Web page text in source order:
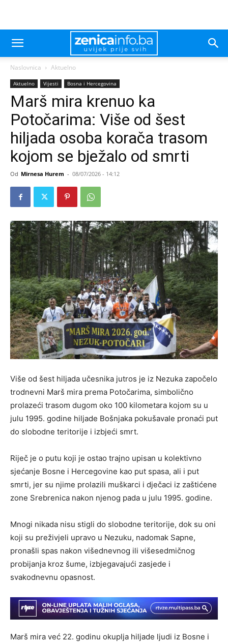
Naslovnica Aktuelno
Aktuelno Vijesti Bosna i Hercegovina
Marš mira krenuo ka
Potočarima: Više od šest
hiljada osoba korača trasom
kojom se bježalo od smrti
Od Mirnesa Hurem - 08/07/2026 - 14:12
Više od šest hiljada učesnika jutros je iz Nezuka započelo
trodnevni Marš mira prema Potočarima, simbolično
prolazeći trasom dugom oko 100 kilometara kojom su u
julu 1995. godine hiljade Bošnjaka pokušavale pronaći put
do slobodne teritorije i izbjeći smrt.
Riječ je o putu koji je ostao trajno upisan u kolektivno
sjećanje Bosne i Hercegovine kao put spasa, ali i put
smrti, jer su njime prolazili muškarci i dječaci iz zaštićene
zone Srebrenica nakon njenog pada u julu 1995. godine.
Mnogi nikada nisu stigli do slobodne teritorije, dok su oni
koji su preživjeli upravo u Nezuku, nadomak Sapne,
pronašli spas nakon višednevnog ili višesedmičnog
probijanja kroz šume, izbjegavajući zasjede i
svakodnevnu opasnost.
Marš mira već 22. godinu okuplja hiljade ljudi iz Bosne i